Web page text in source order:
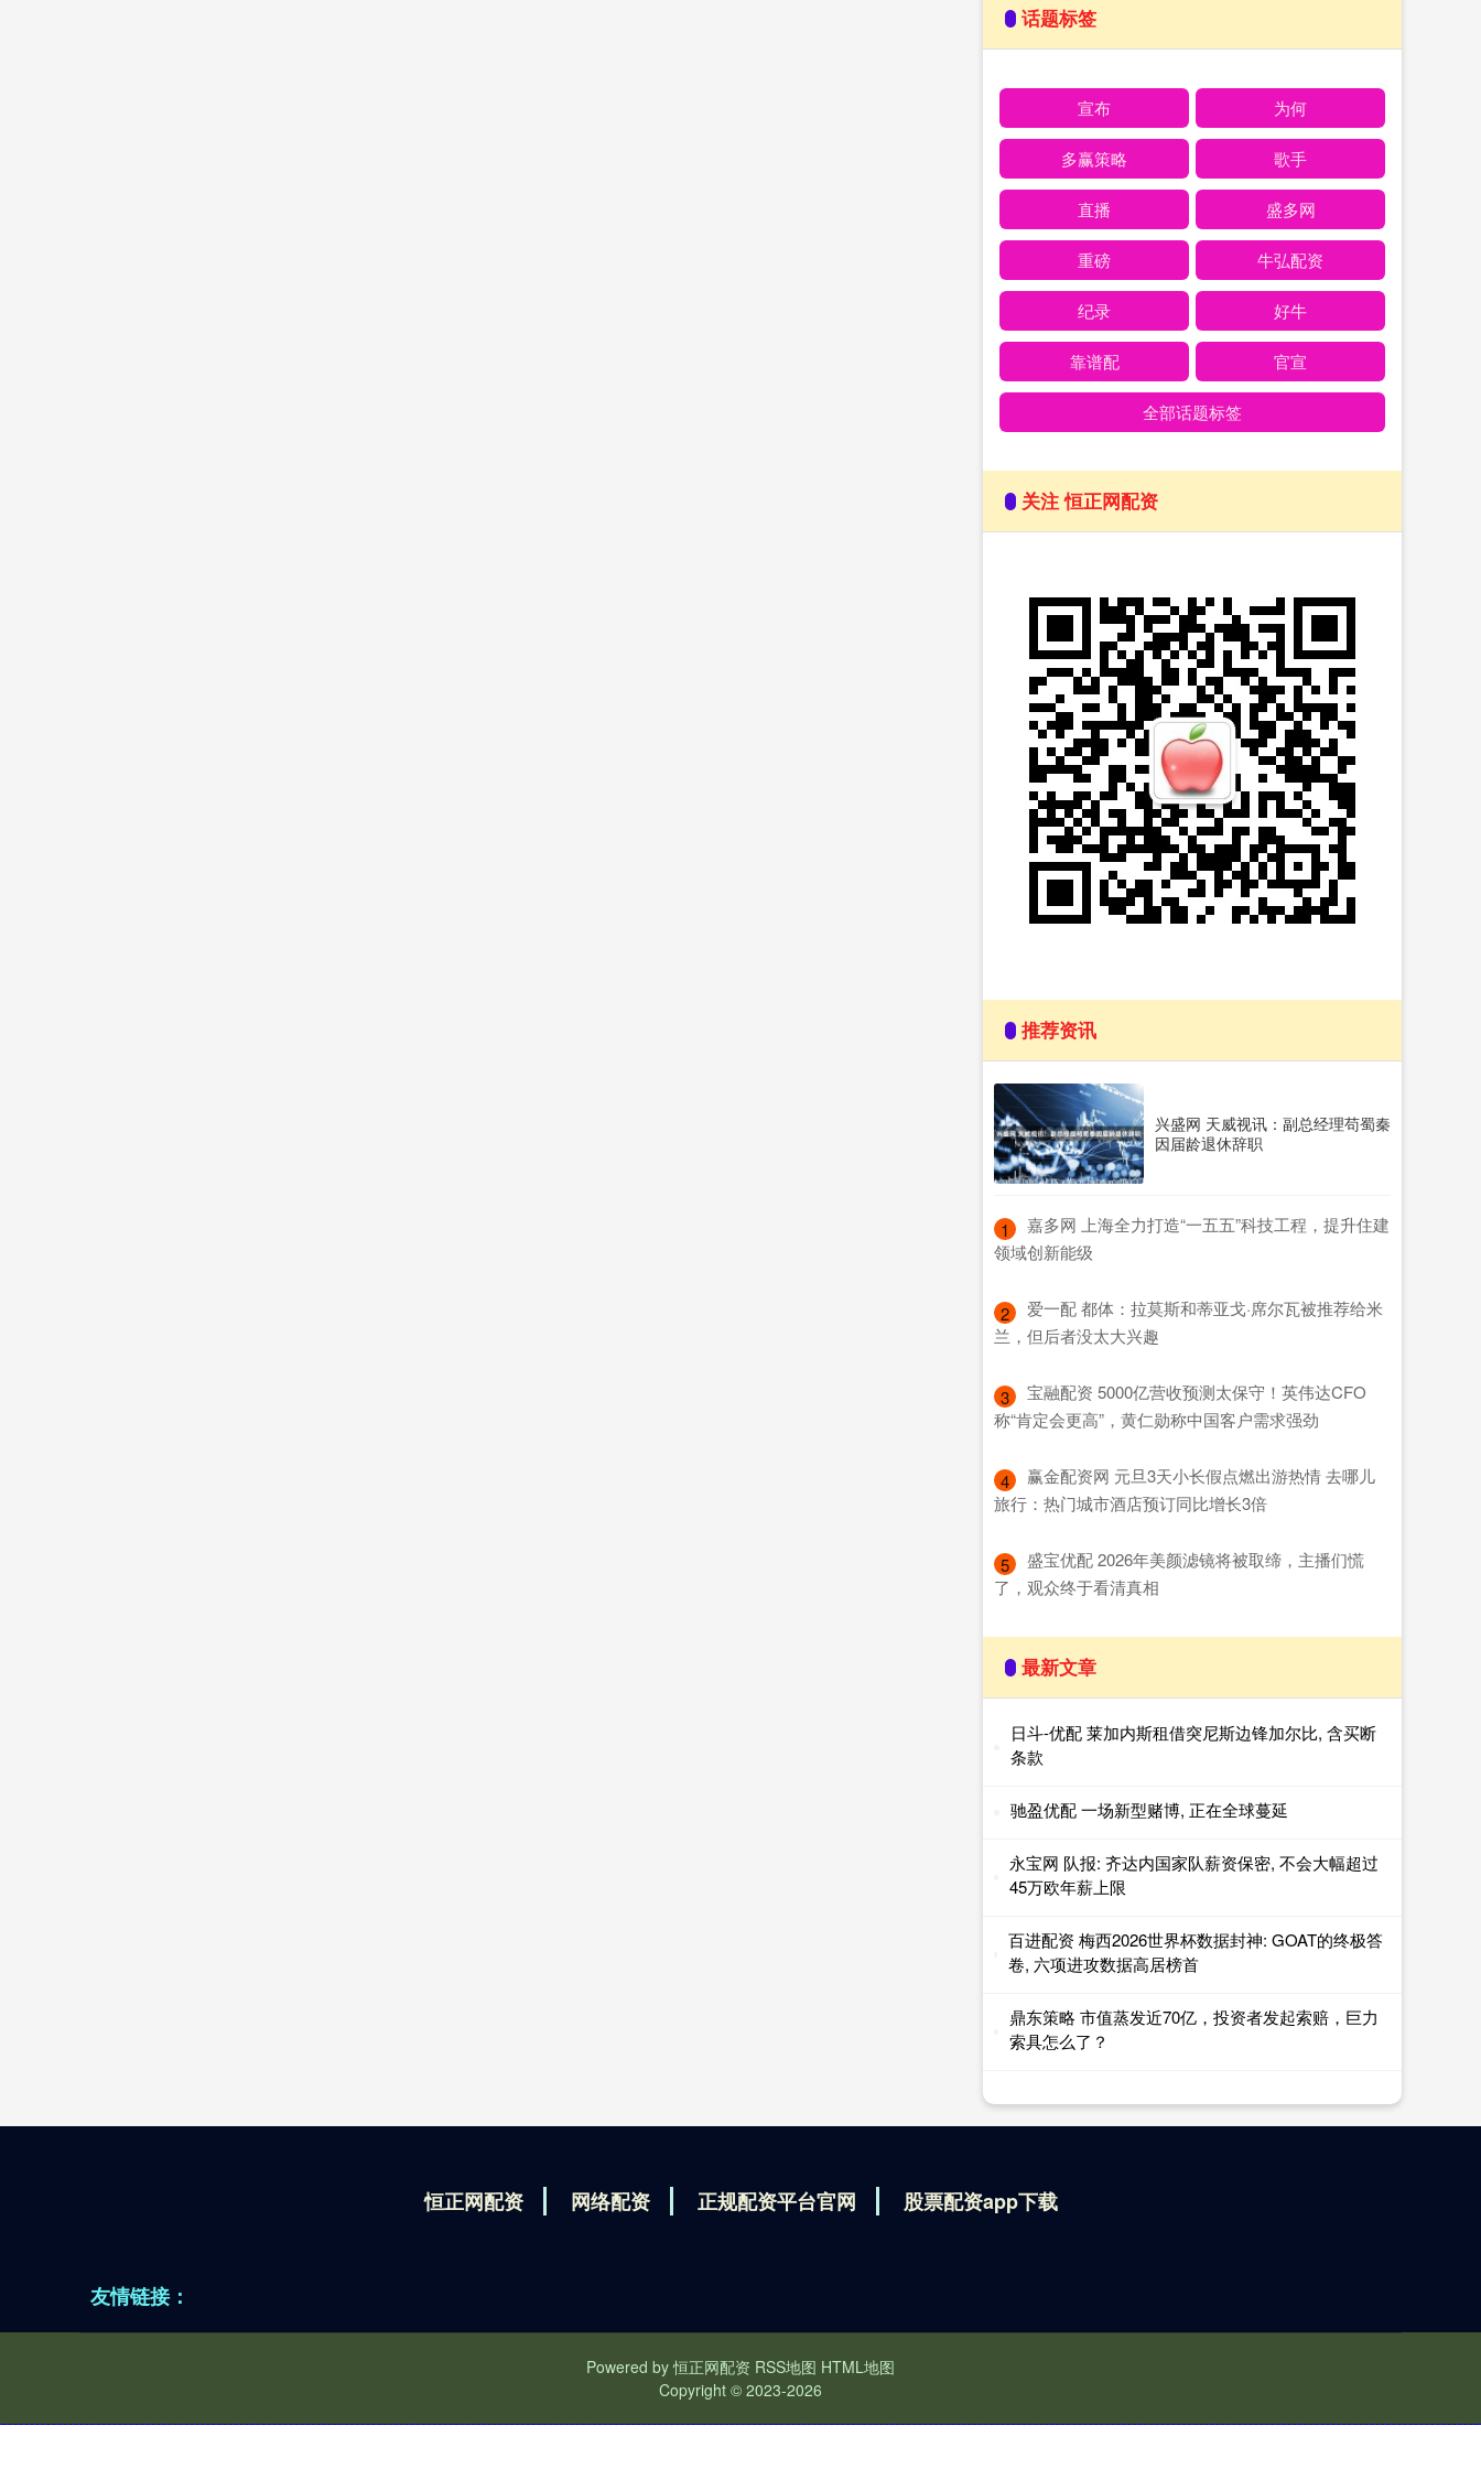
话题标签
宣布 为何
多赢策略 歌手
直播 盛多网
重磅 牛弘配资
纪录 好牛
靠谱配 官宣
全部话题标签
关注 恒正网配资
推荐资讯
兴盛网 天威视讯：副总经理苟蜀秦
因届龄退休辞职
1
​嘉多网 上海全力打造“一五五”科技工程，提升住建
领域创新能级
2
​爱一配 都体：拉莫斯和蒂亚戈·席尔瓦被推荐给米
兰，但后者没太大兴趣
3
​宝融配资 5000亿营收预测太保守！英伟达CFO
称“肯定会更高”，黄仁勋称中国客户需求强劲
4
​赢金配资网 元旦3天小长假点燃出游热情 去哪儿
旅行：热门城市酒店预订同比增长3倍
5
​盛宝优配 2026年美颜滤镜将被取缔，主播们慌
了，观众终于看清真相
最新文章
日斗-优配 莱加内斯租借突尼斯边锋加尔比, 含买断
条款
驰盈优配 一场新型赌博, 正在全球蔓延
永宝网 队报: 齐达内国家队薪资保密, 不会大幅超过
45万欧年薪上限
百进配资 梅西2026世界杯数据封神: GOAT的终极答
卷, 六项进攻数据高居榜首
鼎东策略 市值蒸发近70亿，投资者发起索赔，巨力
索具怎么了？
恒正网配资 网络配资 正规配资平台官网 股票配资app下载
友情链接：
Powered by恒正网配资 RSS地图 HTML地图
Copyright © 2023-2026